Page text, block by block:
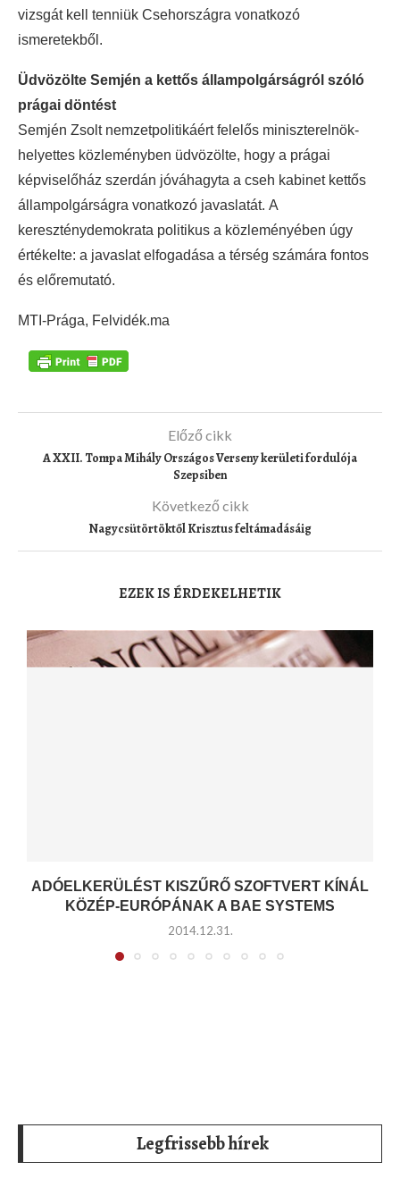
vizsgát kell tenniük Csehországra vonatkozó
ismeretekből.
Üdvözölte Semjén a kettős állampolgárságról szóló
prágai döntést
Semjén Zsolt nemzetpolitikáért felelős miniszterelnök-
helyettes közleményben üdvözölte, hogy a prágai
képviselőház szerdán jóváhagyta a cseh kabinet kettős
állampolgárságra vonatkozó javaslatát. A
kereszténydemokrata politikus a közleményében úgy
értékelte: a javaslat elfogadása a térség számára fontos
és előremutató.
MTI-Prága, Felvidék.ma
Előző cikk
A XXII. Tompa Mihály Országos Verseny kerületi fordulója
Szepsiben
Következő cikk
Nagycsütörtöktől Krisztus feltámadásáig
EZEK IS ÉRDEKELHETIK
ADÓELKERÜLÉST KISZŰRŐ SZOFTVERT KÍNÁL
KÖZÉP-EURÓPÁNAK A BAE SYSTEMS
2014.12.31.
Legfrissebb hírek